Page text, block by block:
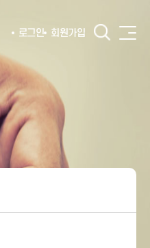
로그인 회원가입